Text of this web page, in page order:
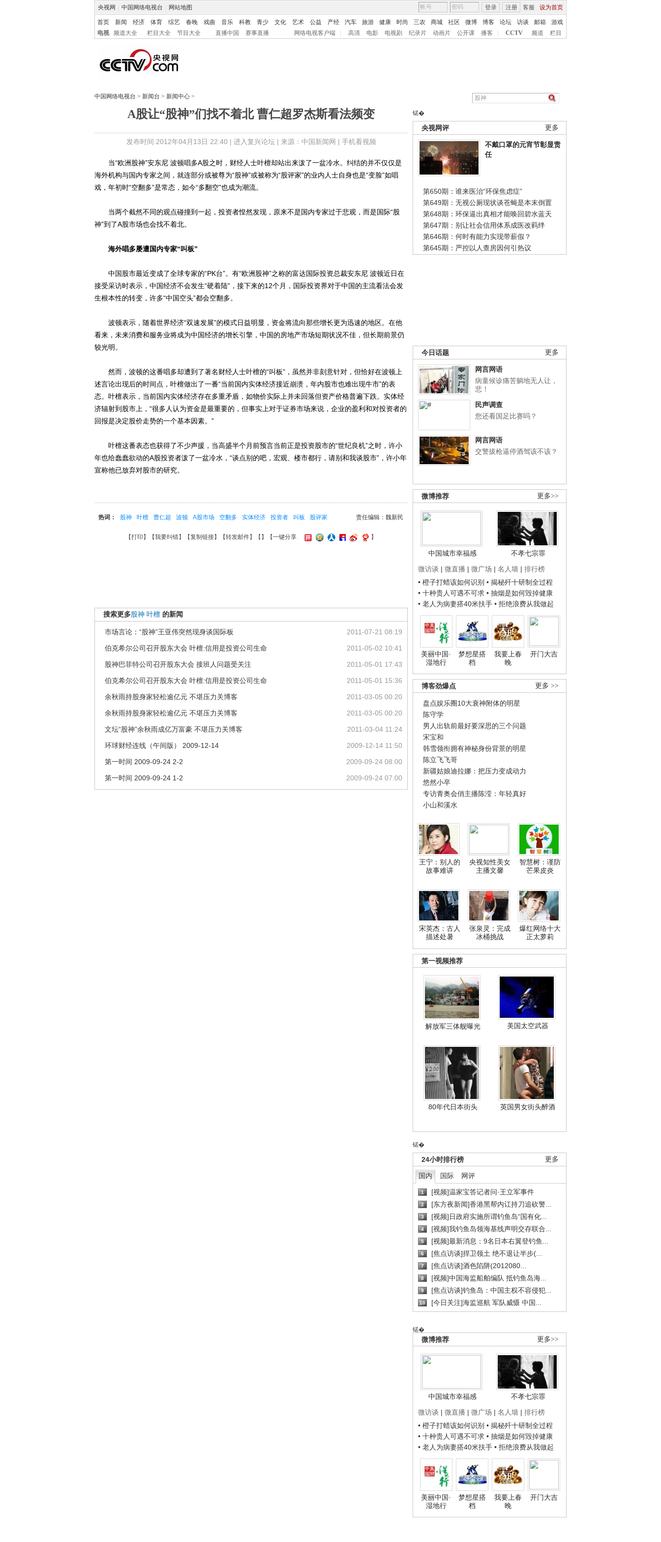
央视网 中国网络电视台 网站地图 客服 设为首页
登录 注册
首页 新闻 经济 体育 综艺 春晚 戏曲 音乐 科教 青少 文化 艺术 公益 产经 汽车 旅游 健康 时尚 三农 商城 社区 微博 博客 论坛 访谈 邮箱
游戏
电视
频道大全 栏目大全 节目大全 直播中国 赛事直播 网络电视客户端 高清 电影 电视剧 纪录片 动画片 公开课 播客 CCTV 频道 栏目
中国网络电视台 > 新闻台 > 新闻中心 >
A股让“股神”们找不着北 曹仁超罗杰斯看法频变
发布时间:2012年04月13日 22:40 | 进入复兴论坛| 来源：中国新闻网 | 手机看视频
锘�
更多
央视网评
不戴口罩的元宵节彰显责
任
第650期：谁来医治“环保焦虑症”
第649期：无视公厕现状谈苍蝇是本末倒置
第648期：环保逼出真相才能唤回碧水蓝天
第647期：别让社会信用体系成医改羁绊
第646期：何时有能力实现带薪假？
第645期：严控以人查房因何引热议
更多
今日话题
网言网语
病童候诊痛苦躺地无人让，
悲！
民声调查
您还看国足比赛吗？
网言网语
交警拔枪逼停酒驾该不该？
更多>>
微博推荐
中国城市幸福感
不孝七宗罪
微访谈 | 微直播 | 微广场 | 名人墙 | 排行榜
• 橙子打蜡该如何识别 • 揭秘歼十研制全过程
• 十种贵人可遇不可求 • 抽烟是如何毁掉健康
• 老人为病妻搭40米扶手 • 拒绝浪费从我做起
美丽中国·
湿地行
梦想星搭
档
我要上春
晚
开门大吉
更多 >>
博客劲爆点
盘点娱乐圈10大衰神附体的明星
陈守学
男人出轨前最好要深思的三个问题
宋宝和
韩雪领衔拥有神秘身份背景的明星
陈立飞飞哥
新疆姑娘迪拉娜：把压力变成动力
悠然小卒
专访青奥会俏主播陈滢：年轻真好
小山和溪水
王宁：别人的
故事难讲
央视知性美女
主播文馨
智慧树：谨防
芒果皮炎
宋英杰：古人
描述处暑
张泉灵：完成
冰桶挑战
爆红网络十大
正太萝莉
第一视频推荐
解放军三体舰曝光 美国太空武器
80年代日本街头 英国男女街头醉酒
锘�
更多
24小时排行榜
国内 国际 网评
1 [视频]温家宝答记者问·王立军事件
2 [东方夜新闻]香港黑帮内讧持刀追砍警...
3 [视频]日政府实施所谓钓鱼岛“国有化...
4 [视频]我钓鱼岛领海基线声明交存联合...
5 [视频]最新消息：9名日本右翼登钓鱼...
6 [焦点访谈]捍卫领土 绝不退让半步(...
7 [焦点访谈]酒色陷阱(2012080...
8 [视频]中国海监船舶编队 抵钓鱼岛海...
9 [焦点访谈]钓鱼岛：中国主权不容侵犯...
10 [今日关注]海监巡航 军队威慑 中国...
锘�
更多>>
微博推荐
中国城市幸福感
不孝七宗罪
微访谈 | 微直播 | 微广场 | 名人墙 | 排行榜
• 橙子打蜡该如何识别 • 揭秘歼十研制全过程
• 十种贵人可遇不可求 • 抽烟是如何毁掉健康
• 老人为病妻搭40米扶手 • 拒绝浪费从我做起
美丽中国·
湿地行
梦想星搭
档
我要上春
晚
开门大吉
当“欧洲股神”安东尼 波顿唱多A股之时，财经人士叶檀却站出来泼了一盆冷水。纠结的并不仅仅是
海外机构与国内专家之间，就连部分或被尊为“股神”或被称为“股评家”的业内人士自身也是“变脸”如唱
戏，年初时“空翻多”是常态，如今“多翻空”也成为潮流。
当两个截然不同的观点碰撞到一起，投资者惶然发现，原来不是国内专家过于悲观，而是国际“股
神”到了A股市场也会找不着北。
海外唱多屡遭国内专家“叫板”
中国股市最近变成了全球专家的“PK台”。有“欧洲股神”之称的富达国际投资总裁安东尼 波顿近日在
接受采访时表示，中国经济不会发生“硬着陆”，接下来的12个月，国际投资界对于中国的主流看法会发
生根本性的转变，许多“中国空头”都会空翻多。
波顿表示，随着世界经济“双速发展”的模式日益明显，资金将流向那些增长更为迅速的地区。在他
看来，未来消费和服务业将成为中国经济的增长引擎，中国的房地产市场短期状况不佳，但长期前景仍
较光明。
然而，波顿的这番唱多却遭到了著名财经人士叶檀的“叫板”，虽然并非刻意针对，但恰好在波顿上
述言论出现后的时间点，叶檀做出了一番“当前国内实体经济接近崩溃，年内股市也难出现牛市”的表
态。叶檀表示，当前国内实体经济存在多重矛盾，如物价实际上并未回落但资产价格普遍下跌。实体经
济辐射到股市上，“很多人认为资金是最重要的，但事实上对于证券市场来说，企业的盈利和对投资者的
回报是决定股价走势的一个基本因素。”
叶檀这番表态也获得了不少声援，当高盛半个月前预言当前正是投资股市的“世纪良机”之时，许小
年也给蠢蠢欲动的A股投资者泼了一盆冷水，“谈点别的吧，宏观、楼市都行，请别和我谈股市”，许小年
宣称他已放弃对股市的研究。
责任编辑：魏新民
热词： 股神 叶檀 曹仁超 波顿 A股市场 空翻多 实体经济 投资者 叫板 股评家
【打印 】【我要纠错】【复制链接】【转发邮件】【 】 【一键分享 】
搜索更多股神 叶檀 的新闻
2011-07-21 08:19
市场言论：“股神”王亚伟突然现身谈国际板
2011-05-02 10:41
伯克希尔公司召开股东大会 叶檀:信用是投资公司生命
2011-05-01 17:43
股神巴菲特公司召开股东大会 接班人问题受关注
2011-05-01 15:36
伯克希尔公司召开股东大会 叶檀:信用是投资公司生命
2011-03-05 00:20
余秋雨持股身家轻松逾亿元 不堪压力关博客
2011-03-05 00:20
余秋雨持股身家轻松逾亿元 不堪压力关博客
2011-03-04 11:24
文坛“股神”余秋雨成亿万富豪 不堪压力关博客
2009-12-14 11:50
环球财经连线（午间版） 2009-12-14
2009-09-24 08:00
第一时间 2009-09-24 2-2
2009-09-24 07:00
第一时间 2009-09-24 1-2